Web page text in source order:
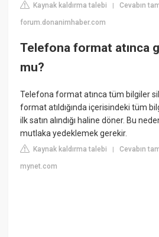
Kaynak kaldırma talebi |Cevabın
forum.donanimhaber.com
Telefona format atınca
mu?
Telefona format atınca tüm bilgiler
format atıldığında içerisindeki tüm
ilk satın alındığı haline döner. Bu
mutlaka yedeklemek gerekir.
Kaynak kaldırma talebi |Cevabın
mynet.com